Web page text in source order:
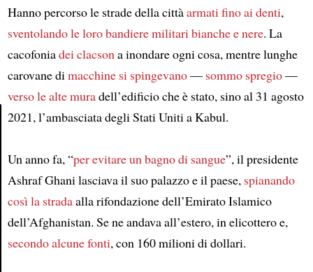
Hanno percorso le strade della cittàarmati fino ai denti,
sventolando le loro bandiere militari bianche e nere. La
cacofoniadei clacsona inondare ogni cosa, mentre lunghe
carovane dimacchine si spingevano— sommo spregio—
verso le alte muradell’edificio che è stato, sino al 31 agosto
2021, l’ambasciata degli Stati Uniti a Kabul.
Un anno fa, “per evitare un bagno di sangue”, il presidente
Ashraf Ghani lasciava il suo palazzo e il paese, spianando
così la stradaalla rifondazione dell’Emirato Islamico
dell’Afghanistan. Se ne andava all’estero, in elicottero e,
secondo alcune fonti, con 160 milioni di dollari.